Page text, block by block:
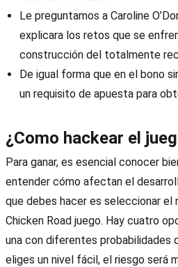
Le preguntamos a Caroline
explicara los retos que se
construcción del totalmente
De igual forma que en el bono
un requisito de apuesta para
¿Como hackear el
Para ganar, es esencial conocer
entender cómo afectan el
que debes hacer es seleccionar el
Chicken Road juego. Hay cuatro
una con diferentes probabilidades
eliges un nivel fácil, el riesgo será